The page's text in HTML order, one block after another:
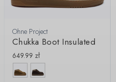
Ohne Project
Chukka Boot Insulated
649.99 zł